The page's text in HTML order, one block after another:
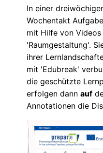
In einer
Wochentakt
mit Hilfe von Videos
'Raumgestaltung'.
ihrer
mit 'Edubreak'
die geschützte
erfolgen dann auf
Annotationen die